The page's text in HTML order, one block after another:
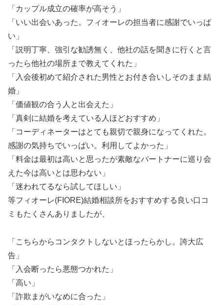
「カップル成立の確率が高そう」
「いい出会いあった。フィオーレの担当者に感謝でいっぱ
い」
「説明丁寧、強引な勧誘無く、他社の話を聞きに行くと言
ったら他社の場所まで教えてくれた」
「入会後初めて紹介された男性とお付き合いしそのまま結
婚」
「価値観の合う人と出会えた」
「真剣に結婚を考えている人ほどおすすめ」
「コーディネーターはとても親切で親身になってくれた。
感謝の気持ちでいっぱい。利用してよかった」
「料金は最初は高いと思ったが素敵なパートナーに巡り会
えた今は高いとは思わない」
「迷われてるなら試してほしい」
等フィオーレ(FIORE)結婚相談所をおすすめする良い口コ
ミもたくさんありましたが、
「こちらからコンタクトしないとほったらかし。誇大広
告」
「入会断ったら悪態つかれた」
「高い」
「詐欺まがいなめに合った」